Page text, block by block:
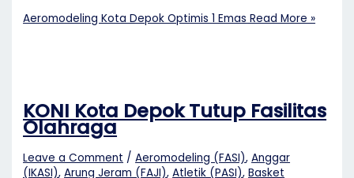
Aeromodeling Kota Depok Optimis 1 Emas Read More »
KONI Kota Depok Tutup Fasilitas
Olahraga
Leave a Comment /Aeromodeling (FASI),Anggar
(IKASI),Arung Jeram (FAJI),Atletik (PASI),Basket